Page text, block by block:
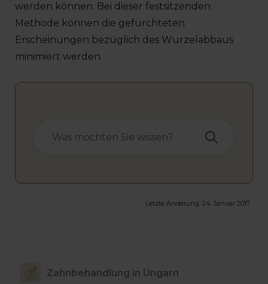
werden können. Bei dieser festsitzenden
Methode können die gefürchteten
Erscheinungen bezüglich des Wurzelabbaus
minimiert werden.
Letzte Änderung: 24. Januar 2017
Zahnbehandlung in Ungarn